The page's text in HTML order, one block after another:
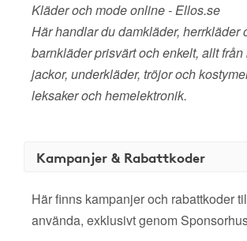
Kläder och mode online - Ellos.se
Här handlar du damkläder, herrkläder
barnkläder prisvärt och enkelt, allt
jackor, underkläder, tröjor och
leksaker och hemelektronik.
Kampanjer & Rabattkoder
Här finns kampanjer och rabattkoder
använda, exklusivt genom